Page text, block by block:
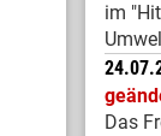
im
Das